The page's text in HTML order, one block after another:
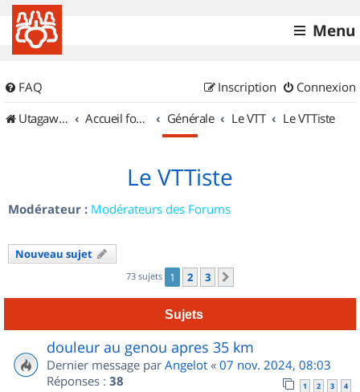
Menu
FAQ Connexion
Inscription
UtagawaVTT (Randos VTT et VTTAE avec traces GPS)
Accueil forum Générale Le VTT Le VTTiste
Le VTTiste
Modérateur : Modérateurs des Forums
Nouveau sujet
73 sujets 1 2 3
Sujets
douleur au genou apres 35 km
Dernier message par Angelot « 07 nov. 2024, 08:03
Réponses : 38 1 2 3 4